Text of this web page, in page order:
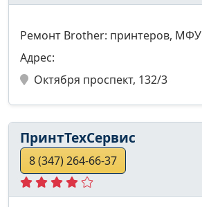
Ремонт Brother: принтеров, МФУ
Адрес:
Октября проспект, 132/3
ПринтТехСервис
8 (347) 264-66-37